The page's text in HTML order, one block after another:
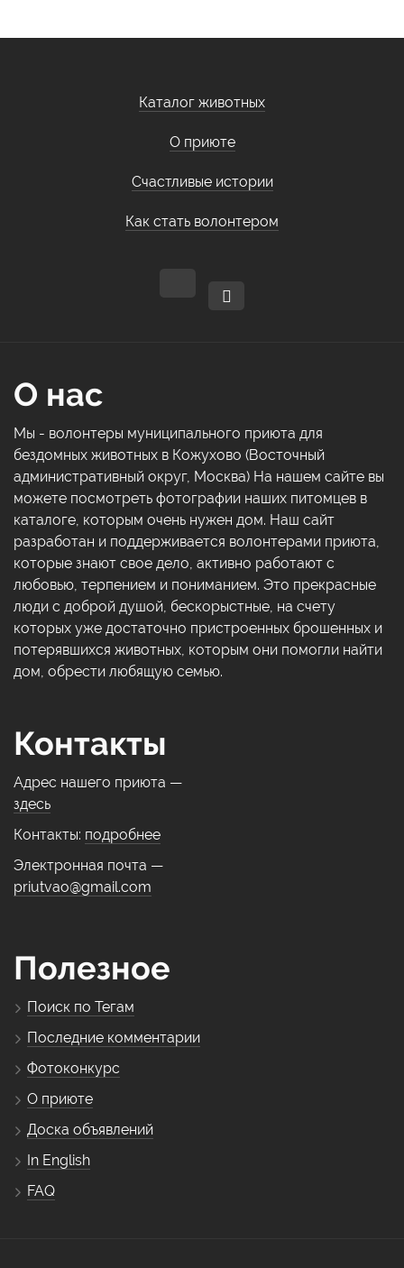
Каталог животных
О приюте
Счастливые истории
Как стать волонтером
О нас
Мы - волонтеры муниципального приюта для
бездомных животных в Кожухово (Восточный
административный округ, Москва) На нашем сайте вы
можете посмотреть фотографии наших питомцев в
каталоге, которым очень нужен дом. Наш сайт
разработан и поддерживается волонтерами приюта,
которые знают свое дело, активно работают с
любовью, терпением и пониманием. Это прекрасные
люди с доброй душой, бескорыстные, на счету
которых уже достаточно пристроенных брошенных и
потерявшихся животных, которым они помогли найти
дом, обрести любящую семью.
Контакты
Адрес нашего приюта —
здесь
Контакты: подробнее
Электронная почта —
priutvao@gmail.com
Полезное
Поиск по Тегам
Последние комментарии
Фотоконкурс
О приюте
Доска объявлений
In English
FAQ